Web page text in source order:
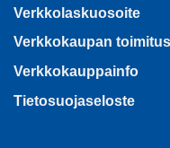
Verkkolaskuosoite
Verkkokaupan
Verkkokauppainfo
Tietosuojaseloste